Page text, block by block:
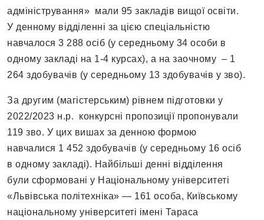
адміністрування» мали 95 закладів вищої освіти.
У денному відділенні за цією спеціальністю
навчалося 3 288 осіб (у середньому 34 особи в
одному закладі на 1-4 курсах), а на заочному – 1
264 здобувачів (у середньому 13 здобувачів у зво).
За другим (магістерським) рівнем підготовки у
2022/2023 н.р. конкурсні пропозиції пропонували
119 зво. У цих вишах за денною формою
навчалися 1 452 здобувачів (у середньому 16 осіб
в одному закладі). Найбільші денні відділення
були сформовані у Національному університеті
«Львівська політехніка» — 161 особа, Київському
національному університеті імені Тараса